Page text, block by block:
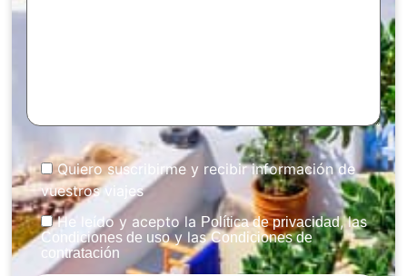
Quiero suscribirme y recibir información de
vuestros viajes
He leído y acepto la Política de privacidad , las
Condiciones de uso y lasCondiciones de
contratación